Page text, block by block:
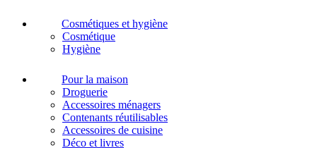
Cosmétiques et hygiène
Cosmétique
Hygiène
Pour la maison
Droguerie
Accessoires ménagers
Contenants réutilisables
Accessoires de cuisine
Déco et livres